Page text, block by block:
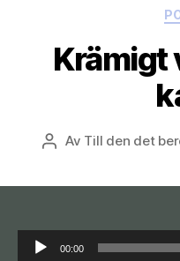
Krämigt
Inläggsförfattare
Av Till den det
00:00